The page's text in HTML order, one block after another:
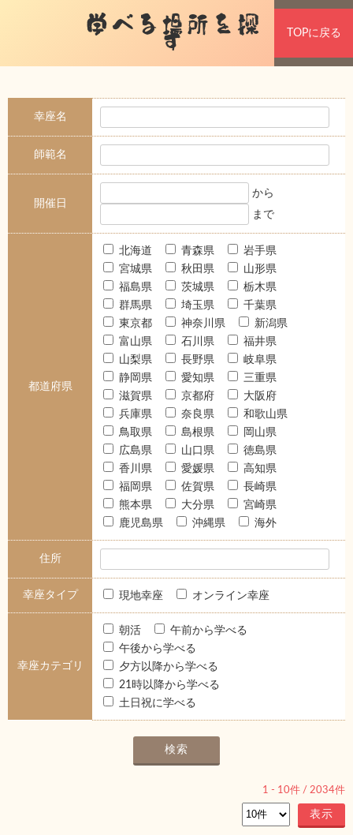
学べる場所を探
す TOPに戻る
幸座名
師範名
開催日
から
まで
都道府県
北海道 青森県
岩手県
宮城県
秋田県
山形県
福島県
茨城県
栃木県
群馬県
埼玉県
千葉県
東京都
神奈川県
新潟県
富山県
石川県
福井県
山梨県
長野県
岐阜県
静岡県
愛知県
三重県
滋賀県
京都府
大阪府
兵庫県
奈良県
和歌山県
鳥取県
島根県
岡山県
広島県
山口県
徳島県
香川県
愛媛県
高知県
福岡県
佐賀県
長崎県
熊本県
大分県
宮崎県
鹿児島県
沖縄県 海外
住所
幸座タイプ 現地幸座 オンライン幸座
幸座カテゴリ
朝活
午前から学べる
午後から学べる
夕方以降から学べる
21時以降から学べる
土日祝に学べる
1 - 10件 / 2034件